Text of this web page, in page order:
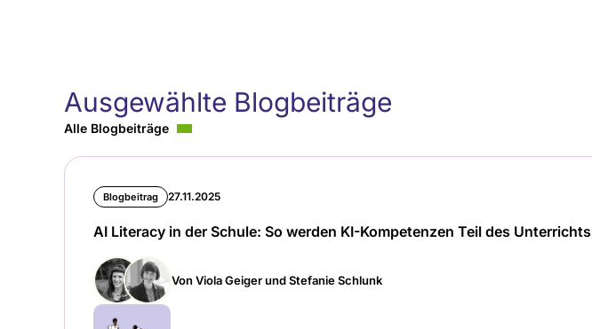
Ausgewählte Blogbeiträge
Alle Blogbeiträge
Blogbeitrag 27.11.2025
AI Literacy in der Schule: So werden KI-Kompetenzen Teil des Unterrichts
Von Viola Geiger und Stefanie Schlunk